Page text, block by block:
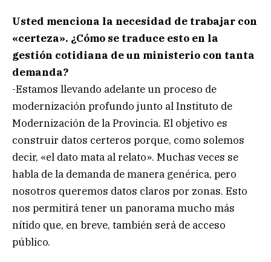
Usted menciona la necesidad de trabajar con
«certeza». ¿Cómo se traduce esto en la
gestión cotidiana de un ministerio con tanta
demanda?
-Estamos llevando adelante un proceso de
modernización profundo junto al Instituto de
Modernización de la Provincia. El objetivo es
construir datos certeros porque, como solemos
decir, «el dato mata al relato». Muchas veces se
habla de la demanda de manera genérica, pero
nosotros queremos datos claros por zonas. Esto
nos permitirá tener un panorama mucho más
nítido que, en breve, también será de acceso
público.